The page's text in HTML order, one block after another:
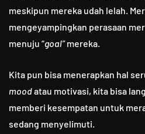
meskipun mereka udah lelah.
mengeyampingkan perasaan
menuju “goal”mereka.
Kita pun bisa menerapkan hal
moodatau motivasi, kita bisa
memberi kesempatan untuk
sedang menyelimuti.